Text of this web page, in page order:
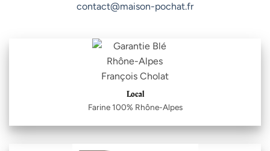
contact@maison-pochat.fr
Local
Farine 100% Rhône-Alpes